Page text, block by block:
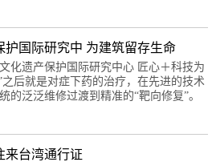
护国际研究中 为建筑留存生命
化遗产保护国际研究中心 匠心＋科技为
就是对症下药的治疗，在先进的技术
的泛泛维修过渡到精准的“靶向修复”。
来台湾通行证